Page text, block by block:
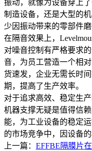
振动，就像为设备穿上
制造设备，还是大型的
少因振动带来的零部件
在隔音效果上，
对噪音控制有严格要求
音，为员工营造一个相
货速发，企业无需长时
期，提高了生产效率。
对于追求高效、稳定生
机器支撑无疑是值得信
能，为工业设备的稳定
的市场竞争中，因设备
上一篇： EFFBE隔膜片